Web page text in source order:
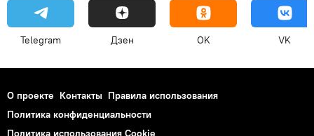
Telegram Дзен OK VK
О проекте Контакты Правила использования
Политика конфиденциальности
Политика использования Cookie